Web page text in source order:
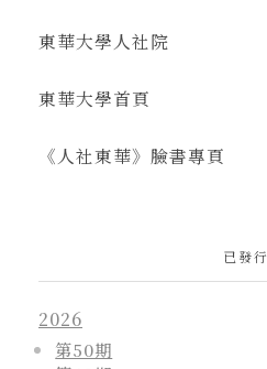
東華大學人社院
東華大學首頁
《人社東華》臉書專頁
已發行
2026
第50期